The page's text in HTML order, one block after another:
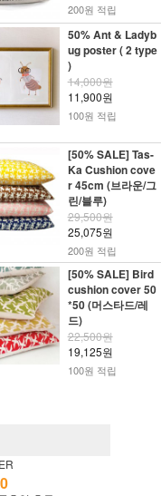
200원 적립
50% Ant & Ladyb
ug poster ( 2 type
)
14,000원
11,900원
100원 적립
[50% SALE] Tas-
Ka Cushion cove
r 45cm (브라운/그
린/블루)
29,500원
25,075원
200원 적립
[50% SALE] Bird
cushion cover 50
*50 (머스타드/레
드)
22,500원
19,125원
100원 적립